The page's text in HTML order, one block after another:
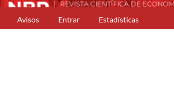
Avisos Entrar Estadísticas